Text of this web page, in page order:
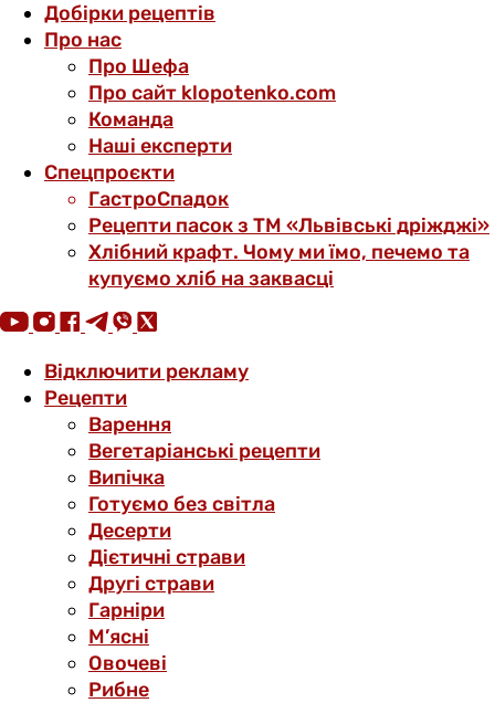
Добірки рецептів
Про нас
Про Шефа
Про сайт klopotenko.com
Команда
Наші експерти
Спецпроєкти
ГастроСпадок
Рецепти пасок з ТМ «Львівські дріжджі»
Хлібний крафт. Чому ми їмо, печемо та
купуємо хліб на заквасці
Відключити рекламу
Рецепти
Варення
Вегетаріанські рецепти
Випічка
Готуємо без світла
Десерти
Дієтичні страви
Другі страви
Гарніри
М’ясні
Овочеві
Рибне